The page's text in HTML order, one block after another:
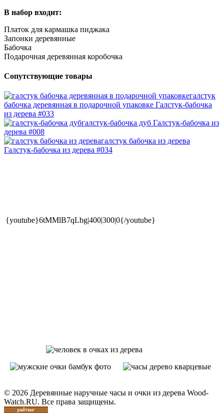
В набор входит:
Платок для кармашка пиджака
Запонки деревянные
Бабочка
Подарочная деревянная коробочка
Сопутствующие товары
галстук
бабочка деревянная в подарочной упаковке Галстук-бабочка
из дерева #033
галстук-бабочка дуб Галстук-бабочка из
дерева #008
галстук бабочка из дерева
Галстук-бабочка из дерева #034
{youtube}6tMMlB7qLbg|400|300|0{/youtube}
© 2026 Деревянные наручные часы и очки из дерева Wood-
Watch.RU. Все права защищены.